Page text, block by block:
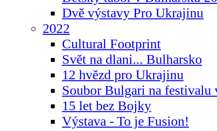
Dvě výstavy Pro Ukrajinu
2022
Cultural Footprint
Svět na dlani... Bulharsko
12 hvězd pro Ukrajinu
Soubor Bulgari na festivalu
15 let bez Bojky
Výstava - To je Fusion!